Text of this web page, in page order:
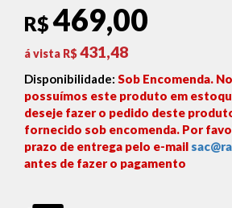
R$469,00
á vista R$431,48
Disponibilidade: Sob Encomenda.
possuímos este produto em
deseje fazer o pedido deste
fornecido sob encomenda. Por
prazo de entrega pelo e-mail
antes de fazer o pagamento